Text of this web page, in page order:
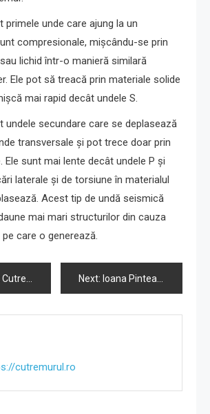
primele unde care ajung la un
compresionale, mișcându-se prin
lichid într-o manieră similară
Ele pot să treacă prin materiale solide
mai rapid decât undele S.
undele secundare care se deplasează
transversale și pot trece doar prin
Ele sunt mai lente decât undele P și
laterale și de torsiune în materialul
Acest tip de undă seismică
mai mari structurilor din cauza
care o generează.
Cutremur Vrancea 5-03-2024 ora 15:13 Next: Ioana Pintea, Expert Vanzari despre Automatizarea Vanzarii cu AI
cutremurul.ro